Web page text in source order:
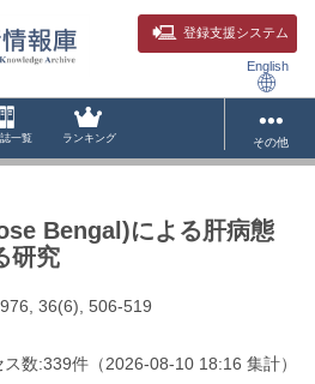
登録支援システム
English
一覧 ランキング その他
Bengal)による肝病態
研究
36(6), 506-519
ス数:339件 （2026-08-10 18:16 集計）